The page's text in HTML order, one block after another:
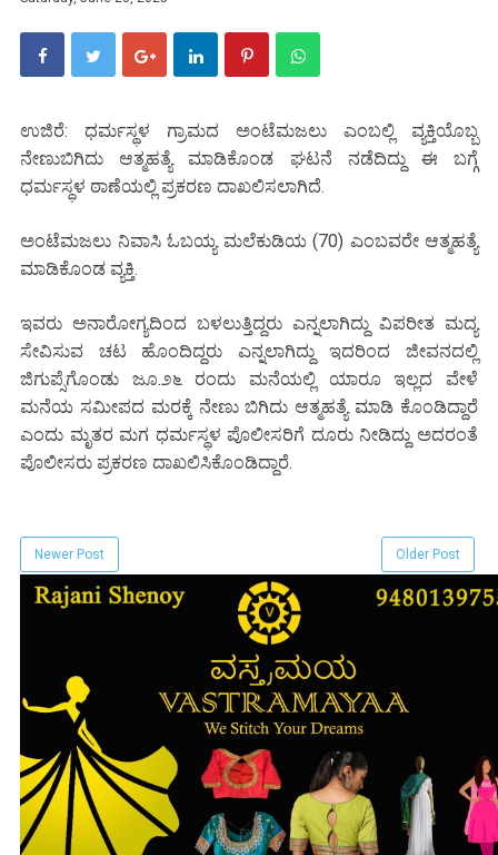
ಉಜಿರೆ: ಧರ್ಮಸ್ಥಳ ಗ್ರಾಮದ ಅಂಟೆಮಜಲು ಎಂಬಲ್ಲಿ ವ್ಯಕ್ತಿಯೊಬ್ಬ
ನೇಣುಬಿಗಿದು ಆತ್ಮಹತ್ಯೆ ಮಾಡಿಕೊಂಡ ಘಟನೆ ನಡೆದಿದ್ದು ಈ ಬಗ್ಗೆ
ಧರ್ಮಸ್ಥಳ ಠಾಣೆಯಲ್ಲಿ ಪ್ರಕರಣ ದಾಖಲಿಸಲಾಗಿದೆ.
ಅಂಟೆಮಜಲು ನಿವಾಸಿ ಓಬಯ್ಯ ಮಲೆಕುಡಿಯ (70) ಎಂಬವರೇ ಆತ್ಮಹತ್ಯೆ
ಮಾಡಿಕೊಂಡ ವ್ಯಕ್ತಿ.
ಇವರು ಅನಾರೋಗ್ಯದಿಂದ ಬಳಲುತ್ತಿದ್ದರು ಎನ್ನಲಾಗಿದ್ದು ವಿಪರೀತ ಮದ್ಯ
ಸೇವಿಸುವ ಚಟ ಹೊಂದಿದ್ದರು ಎನ್ನಲಾಗಿದ್ದು ಇದರಿಂದ ಜೀವನದಲ್ಲಿ
ಜಿಗುಪ್ಸೆಗೊಂಡು ಜೂ.೨೬ ರಂದು ಮನೆಯಲ್ಲಿ ಯಾರೂ ಇಲ್ಲದ ವೇಳೆ
ಮನೆಯ ಸಮೀಪದ ಮರಕ್ಕೆ ನೇಣು ಬಿಗಿದು ಆತ್ಮಹತ್ಯೆ ಮಾಡಿ ಕೊಂಡಿದ್ದಾರೆ
ಎಂದು ಮೃತರ ಮಗ ಧರ್ಮಸ್ಥಳ ಪೊಲೀಸರಿಗೆ ದೂರು ನೀಡಿದ್ದು ಅದರಂತೆ
ಪೊಲೀಸರು ಪ್ರಕರಣ ದಾಖಲಿಸಿಕೊಂಡಿದ್ದಾರೆ.
Newer Post Older Post